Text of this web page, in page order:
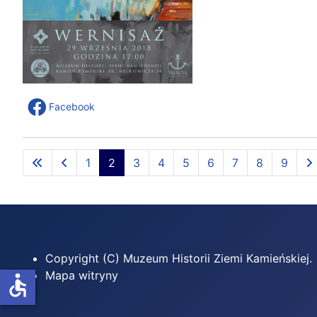
Facebook
1 2 3 4 5 6 7 8 9
Copyright (C) Muzeum Historii Ziemi Kamieńskiej.
Mapa witryny
accessible